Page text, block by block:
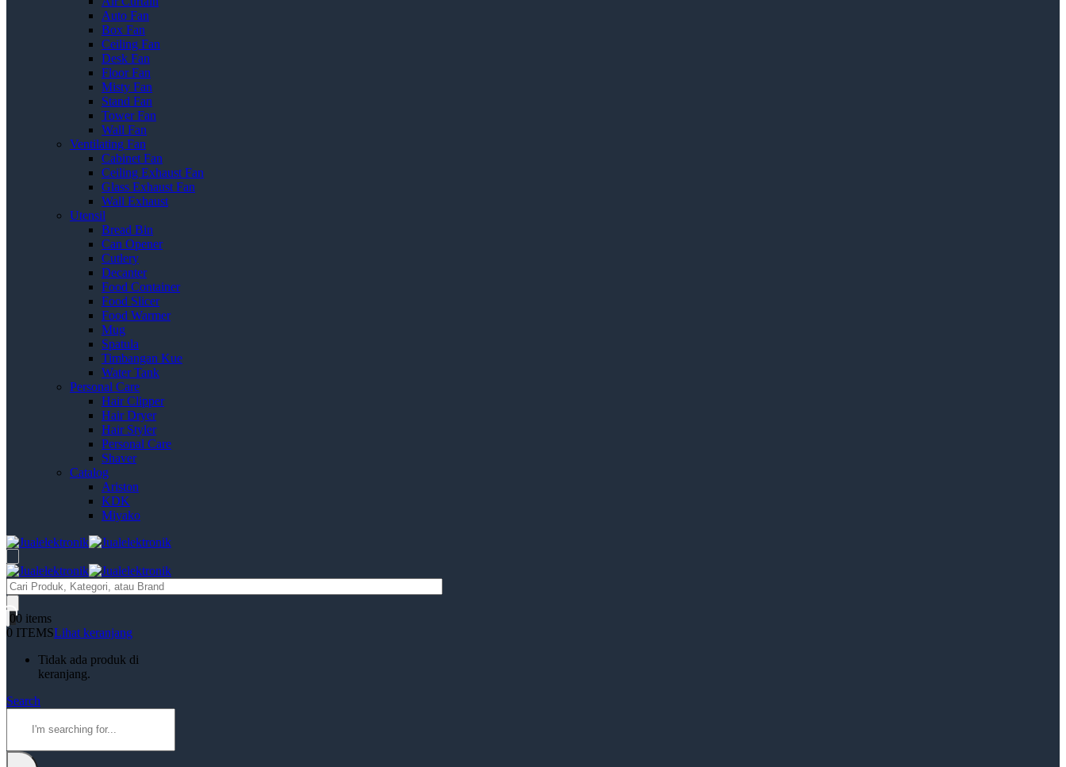
Auto Fan
Box Fan
Ceiling Fan
Desk Fan
Floor Fan
Misty Fan
Stand Fan
Tower Fan
Wall Fan
Ventilating Fan
Cabinet Fan
Ceiling Exhaust Fan
Glass Exhaust Fan
Wall Exhaust
Utensil
Bread Bin
Can Opener
Cutlery
Decanter
Food Container
Food Slicer
Food Warmer
Mug
Spatula
Timbangan Kue
Water Tank
Personal Care
Hair Clipper
Hair Dryer
Hair Styler
Personal Care
Shaver
Catalog
Ariston
KDK
Miyako
Products
search
00 items
0 ITEMSLihat keranjang
Tidak ada produk di
keranjang.
Search